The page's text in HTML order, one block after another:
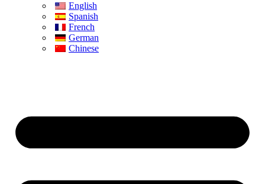
English
Spanish
French
German
Chinese